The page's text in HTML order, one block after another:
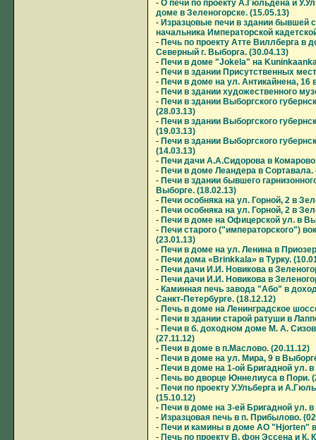
- О печи по проекту А.Гюльдена и
доме в Зеленогорске. (15.05.13)
- Изразцовые печи в здании бывшей
начальника Императорской
- Печь по проекту Атте Виллберга в
Северный г. Выборга. (30.04.13)
- Печи в доме "Jokela" на
- Печи в здании Присутственных
- Печи в доме на ул. Антикайнена, 16
- Печи в здании художественного
- Печи в здании Выборгского
(28.03.13)
- Печи в здании Выборгского
(19.03.13)
- Печи в здании Выборгского
(14.03.13)
- Печи дачи А.А.Сидорова в
- Печи в доме Леандера в Сортавала.
- Печи в здании бывшего
Выборге. (18.02.13)
- Печи особняка на ул. Горной, 2 в
- Печи особняка на ул. Горной, 2 в
- Печи в доме на Офицерской ул. в
- Печи старого ("императорского")
(23.01.13)
- Печи в доме на ул. Ленина в
- Печи дома «Brinkkala» в Турку.
- Печи дачи И.И. Новикова в
- Печи дачи И.И. Новикова в
- Каминная печь завода "Або" в
Санкт-Петербурге. (18.12.12)
- Печь в доме на Ленинградское
- Печи в здании старой ратуши в
- Печи в б. доходном доме М. А.
(27.11.12)
- Печи в доме в п.Маслово. (20.11.12)
- Печи в доме на ул. Мира, 9 в
- Печи в доме на 1-ой Бригадной ул.
- Печь во дворце Юннелиуса в Пори.
- Печи по проекту У.Ульберга и
(15.10.12)
- Печи в доме на 3-ей Бригадной ул.
- Изразцовая печь в п. Прибылово.
- Печи и камины в доме АО "Hjorten" в
- Печь по проекту В. фон Эссена и К.